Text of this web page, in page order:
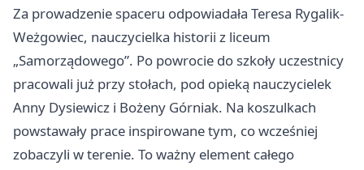
Za prowadzenie spaceru odpowiadała Teresa Rygalik-
Weżgowiec, nauczycielka historii z liceum
„Samorządowego”. Po powrocie do szkoły uczestnicy
pracowali już przy stołach, pod opieką nauczycielek
Anny Dysiewicz i Bożeny Górniak. Na koszulkach
powstawały prace inspirowane tym, co wcześniej
zobaczyli w terenie. To ważny element całego